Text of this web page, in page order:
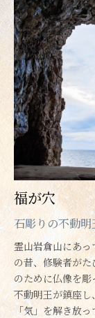
福が穴
石彫りの不動
霊山岩倉山にあ
の昔、修験者が
のために仏像を
不動明王が鎮座
「気」を解き放